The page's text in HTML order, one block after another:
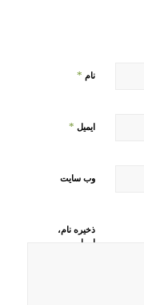
نام *
ایمیل *
وب‌ سایت
ذخیره نام،
ایمیل و